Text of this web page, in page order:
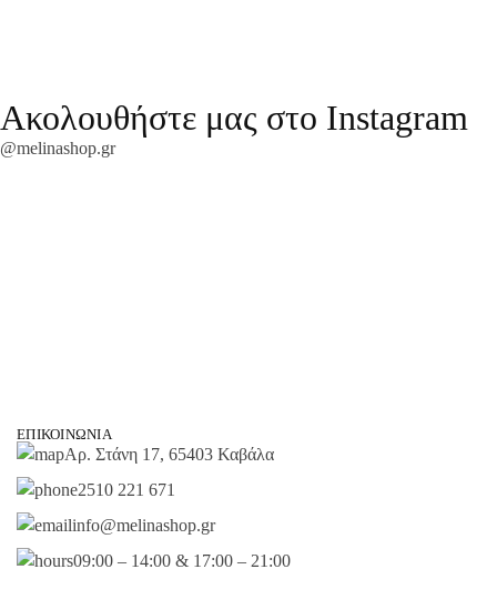
Ακολουθήστε μας στο Instagram
@melinashop.gr
ΕΠΙΚΟΙΝΩΝΊΑ
Αρ. Στάνη 17, 65403 Καβάλα
2510 221 671
info@melinashop.gr
09:00 – 14:00 & 17:00 – 21:00